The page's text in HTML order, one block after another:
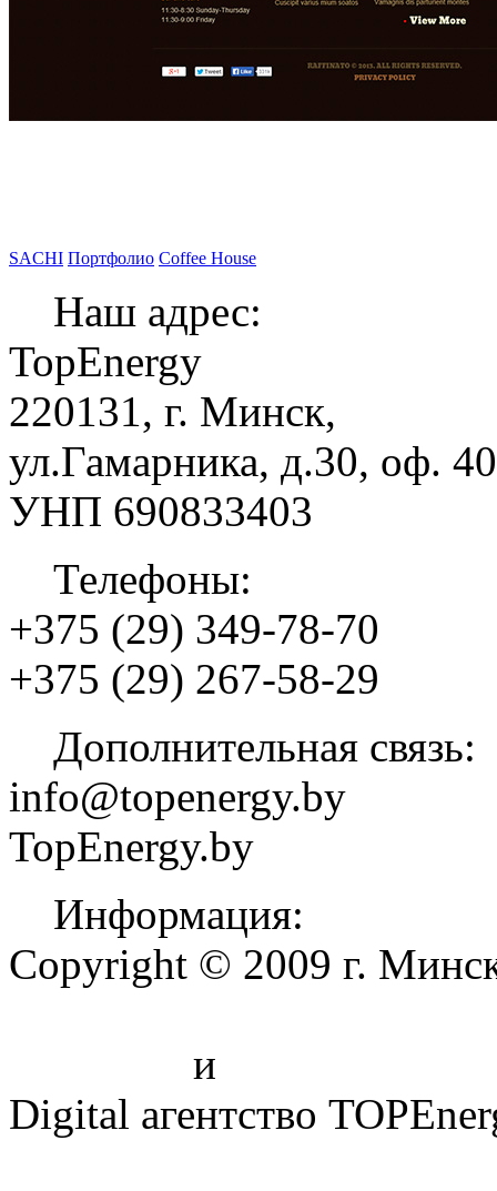
SACHI Портфолио Coffee House
Наш адрес:
ТоpEnergy
220131, г. Минск,
ул.Гамарника, д.30, оф.
УНП 690833403
Телефоны:
+375 (29) 349-78-70
+375 (29) 267-58-29
Дополнительная связь:
info@topenergy.by
TopEnergy.by
Информация:
Copyright © 2009 г.
и
Digital агентство